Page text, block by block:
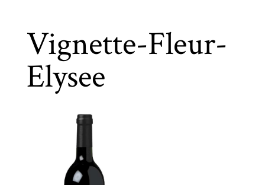
Vignette-Fleur-
Elysee